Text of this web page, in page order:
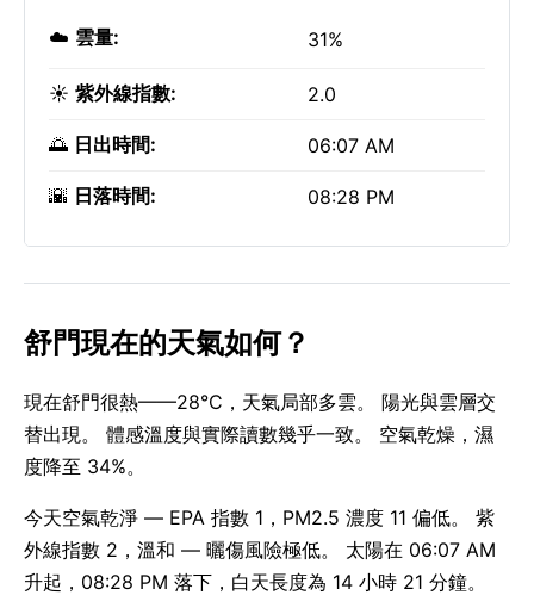
☁️ 雲量: 31%
☀️ 紫外線指數: 2.0
🌅 日出時間: 06:07 AM
🌇 日落時間: 08:28 PM
舒門現在的天氣如何？
現在舒門很熱——28°C，天氣局部多雲。 陽光與雲層交
替出現。 體感溫度與實際讀數幾乎一致。 空氣乾燥，濕
度降至 34%。
今天空氣乾淨 — EPA 指數 1，PM2.5 濃度 11 偏低。 紫
外線指數 2，溫和 — 曬傷風險極低。 太陽在 06:07 AM
升起，08:28 PM 落下，白天長度為 14 小時 21 分鐘。